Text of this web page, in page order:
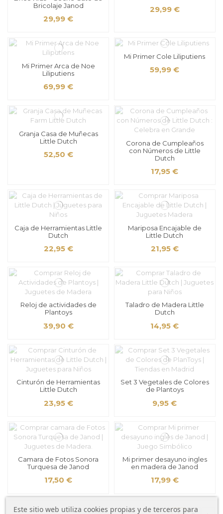
Bricolaje Janod
29,99 €
29,99 €
Mi Primer Arca de Noe
Liliputiens
69,99 €
Mi Primer Cole Liliputiens
59,99 €
Granja Casa de Muñecas
Little Dutch
52,50 €
Corona de Cumpleaños
con Números de Little
Dutch
17,95 €
Caja de Herramientas Little
Dutch
22,95 €
Mariposa Encajable de
Little Dutch
21,95 €
Reloj de actividades de
Plantoys
39,90 €
Taladro de Madera Little
Dutch
14,95 €
Cinturón de Herramientas
Little Dutch
23,95 €
Set 3 Vegetales de Colores
de Plantoys
9,95 €
Camara de Fotos Sonora
Turquesa de Janod
17,50 €
Mi primer desayuno ingles
en madera de Janod
17,99 €
Este sitio web utiliza cookies propias y de terceros para